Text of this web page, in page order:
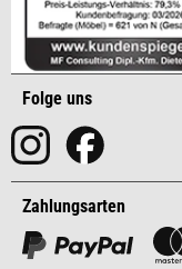
Folge uns
Zahlungsarten